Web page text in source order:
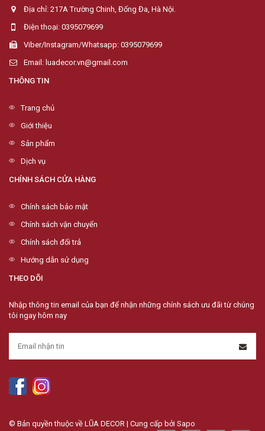
Địa chỉ: 217A Trường Chinh, Đống Đa, Hà Nội.
Điện thoại: 0395079699
Viber/Instagram/Whatsapp: 0395079699
Email: luadecor.vn@gmail.com
THÔNG TIN
Trang chủ
Giới thiệu
Sản phẩm
Dịch vụ
CHÍNH SÁCH CỬA HÀNG
Chính sách bảo mật
Chính sách vận chuyển
Chính sách đổi trả
Hướng dẫn sử dụng
THEO DÕI
Nhập thông tin email của bạn để nhận những chính sách ưu đãi từ chúng
tôi ngay hôm nay
© Bản quyền thuộc về LŨA DECOR | Cung cấp bởi Sapo